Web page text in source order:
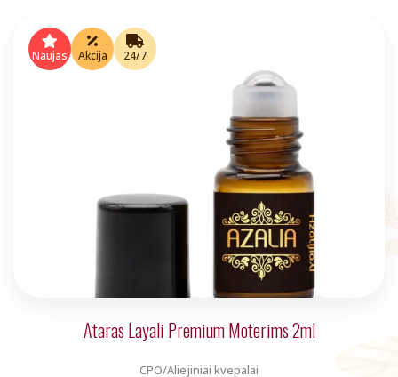
€5.00.€4.00.
Naujas Akcija 24/7
Ataras Layali Premium Moterims 2ml
CPO/Aliejiniai kvepalai